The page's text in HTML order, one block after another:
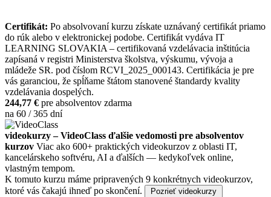
Certifikát: Po absolvovaní kurzu získate uznávaný certifikát priamo
do rúk alebo v elektronickej podobe. Certifikát vydáva IT
LEARNING SLOVAKIA – certifikovaná vzdelávacia inštitúcia
zapísaná v registri Ministerstva školstva, výskumu, vývoja a
mládeže SR. pod číslom RCVI_2025_000143. Certifikácia je pre
vás garanciou, že spĺňame štátom stanovené štandardy kvality
vzdelávania dospelých.
244,77 € pre absolventov zdarma
na 60 / 365 dní
videokurzy – VideoClass ďalšie vedomosti pre absolventov
kurzov Viac ako 600+ praktických videokurzov z oblasti IT,
kancelárskeho softvéru, AI a ďalších — kedykoľvek online,
vlastným tempom.
K tomuto kurzu máme pripravených 9 konkrétnych videokurzov,
ktoré vás čakajú ihneď po skončení.
Pozrieť videokurzy